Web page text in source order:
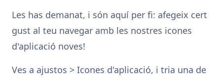
Les has demanat, i són aquí per fi: afegeix cert
gust al teu navegar amb les nostres icones
d'aplicació noves!
Ves a ajustos > Icones d'aplicació, i tria una de